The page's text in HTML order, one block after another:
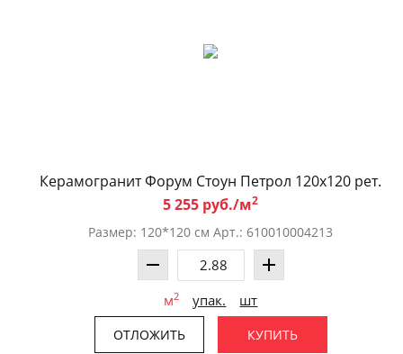
Керамогранит Форум Стоун Петрол 120x120 рет.
5 255 руб./м2
Размер: 120*120 см Арт.: 610010004213
м2 упак. шт
ОТЛОЖИТЬ КУПИТЬ